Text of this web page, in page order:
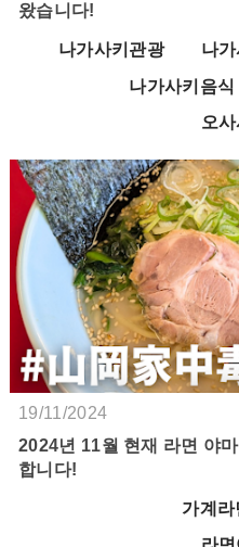
왔습니다!
나가사키관광 나가
나가사키음식
오
19/11/2024
2024년 11월 현재 라면 야
합니다!
가계라